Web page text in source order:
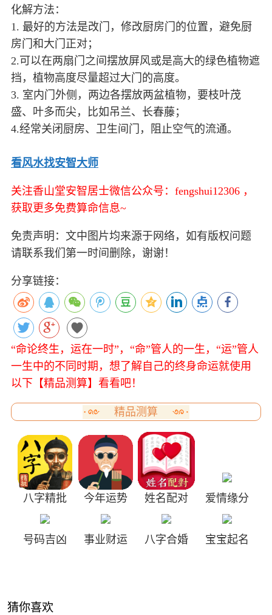
化解方法：
1. 最好的方法是改门，修改厨房门的位置，避免厨
房门和大门正对；
2.可以在两扇门之间摆放屏风或是高大的绿色植物遮
挡，植物高度尽量超过大门的高度。
3. 室内门外侧，两边各摆放两盆植物，要枝叶茂
盛、叶多而尖，比如吊兰、长春藤；
4.经常关闭厨房、卫生间门，阻止空气的流通。
看风水找安智大师
关注香山堂安智居士微信公众号：fengshui12306 ，
获取更多免费算命信息~
免责声明：文中图片均来源于网络，如有版权问题
请联系我们第一时间删除，谢谢！
分享链接：
“命论终生，运在一时”，“命”管人的一生，“运”管人
一生中的不同时期，想了解自己的终身命运就使用
以下【精品测算】看看吧！
精品测算
八字精批 今年运势 姓名配对 爱情缘分
号码吉凶 事业财运 八字合婚 宝宝起名
猜你喜欢